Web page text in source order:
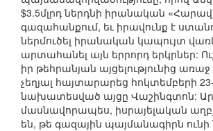
$3.5մլրդ ներդնի իրանական
գազահանքում, եւ իրավունք է
ներմուծել իրանական կապույտ
արտահանել այն երրորդ երկրներ:
իր թեհրանյան այցելությունից
չեղյալ հայտարարեց հոկտեմբերի
նախատեսված այցը Վաշինգտոն:
մասնավորապես, իսրայելական
են, թե գազային պայմանագիրն